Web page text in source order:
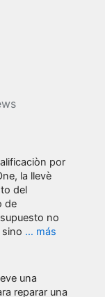
por
la llevè
del
de
no
… más
una
reparar una